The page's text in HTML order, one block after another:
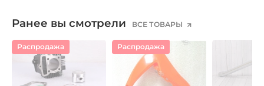
Ранее вы смотрели ВСЕ ТОВАРЫ
Распродажа Распродажа